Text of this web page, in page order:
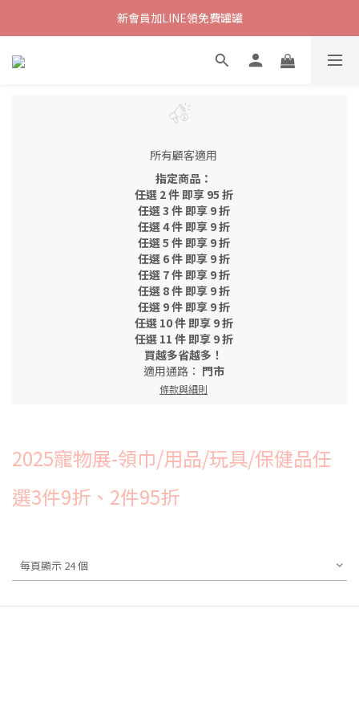
新會員加LINE領免費罐罐
所有顧客適用
指定商品：
任選 2 件 即享 95 折
任選 3 件 即享 9 折
任選 4 件 即享 9 折
任選 5 件 即享 9 折
任選 6 件 即享 9 折
任選 7 件 即享 9 折
任選 8 件 即享 9 折
任選 9 件 即享 9 折
任選 10 件 即享 9 折
任選 11 件 即享 9 折
買越多省越多！
適用通路： 門市
條款與細則
2025寵物展-領巾/用品/玩具/保健品任
選3件9折、2件95折
每頁顯示 24 個